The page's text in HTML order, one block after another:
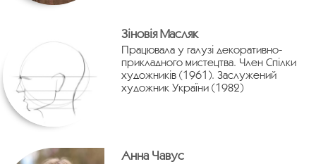
Зіновія Масляк
Працювала у галузі декоративно-
прикладного мистецтва. Член Спілки
художників (1961). Заслужений
художник України (1982)
Анна Чавус